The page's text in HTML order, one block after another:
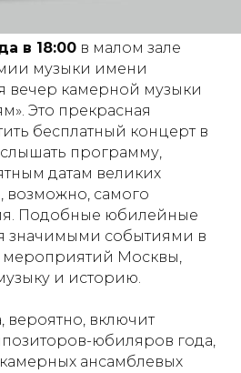
в 18:00 в малом зале
музыки имени
вечер камерной музыки
Это прекрасная
бесплатный концерт в
программу,
датам великих
возможно, самого
Подобные юбилейные
значимыми событиями в
мероприятий Москвы,
и историю.
вероятно, включит
юбиляров года,
ансамблевых